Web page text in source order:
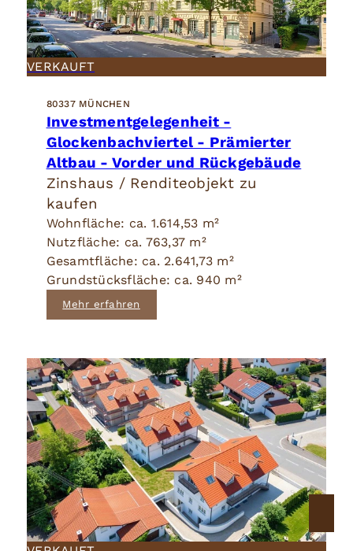
VERKAUFT
80337 MÜNCHEN
Investmentgelegenheit -
Glockenbachviertel - Prämierter
Altbau - Vorder und Rückgebäude
Zinshaus / Renditeobjekt zu
kaufen
Wohnfläche: ca. 1.614,53 m²
Nutzfläche: ca. 763,37 m²
Gesamtfläche: ca. 2.641,73 m²
Grundstücksfläche: ca. 940 m²
Mehr erfahren